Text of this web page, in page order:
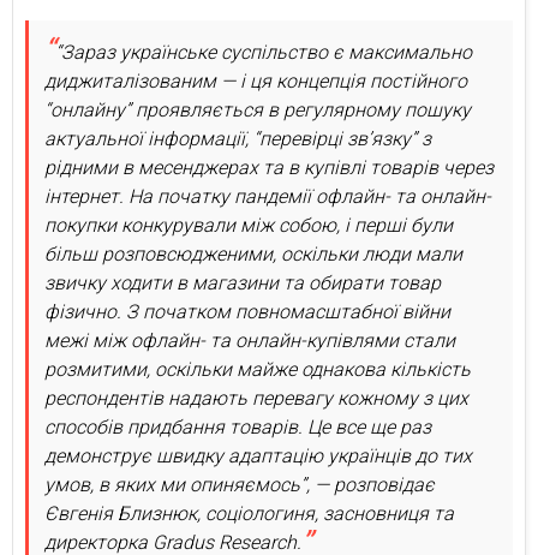
“Зараз українське суспільство є максимально
диджиталізованим — і ця концепція постійного
“онлайну” проявляється в регулярному пошуку
актуальної інформації, “перевірці зв’язку” з
рідними в месенджерах та в купівлі товарів через
інтернет. На початку пандемії офлайн- та онлайн-
покупки конкурували між собою, і перші були
більш розповсюдженими, оскільки люди мали
звичку ходити в магазини та обирати товар
фізично. З початком повномасштабної війни
межі між офлайн- та онлайн-купівлями стали
розмитими, оскільки майже однакова кількість
респондентів надають перевагу кожному з цих
способів придбання товарів. Це все ще раз
демонструє швидку адаптацію українців до тих
умов, в яких ми опиняємось”, — розповідає
Євгенія Близнюк, соціологиня, засновниця та
директорка Gradus Research.